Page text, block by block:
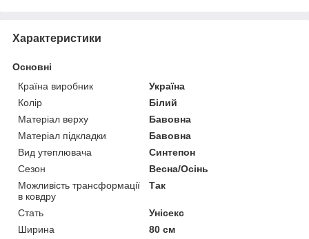
Характеристики
Основні
Країна виробник
Україна
Колір
Білий
Матеріал верху
Бавовна
Матеріал підкладки
Бавовна
Вид утеплювача
Синтепон
Сезон
Весна/Осінь
Можливість трансформації
в ковдру
Так
Стать
Унісекс
Ширина
80 см